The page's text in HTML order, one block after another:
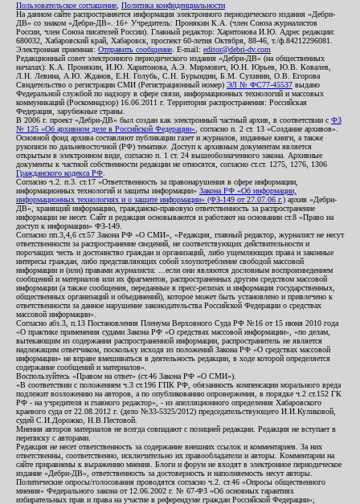
Пользовательское соглашение Политика конфиденциальности
На данном сайте распространяется информация электронного периодического издания «Дебри-
ДВ» со знаком «Дебри-ДВ». 16+ Учредитель: Пронякин К.А. (член Союза журналистов
России, член Союза писателей России). Главный редактор: Харитонова И.Ю. Адрес редакции:
680032, Хабаровский край, Хабаровск, проспект 60-летия Октября, 88-46, т./ф.84212296081.
Электронная приемная: Отправить сообщение . E-mail: editor@debri-dv.com
Редакционный совет электронного периодического издания «Дебри-ДВ» (на общественных
началах): К.А. Пронякин, И.Ю. Харитонова, А.Э. Мирмович, Ю.Н. Юрьев, Ю.В. Ковалев,
Л.Н. Левина, А.Ю. Жданов, Е.Н. Голубь, С.Н. Бурындин, Б.М. Сухинин, О.В. Егорова
Свидетельство о регистрации СМИ (Регистрационный номер) ЭЛ № ФС77-45537 выдано
Федеральной службой по надзору в сфере связи, информационных технологий и массовых
коммуникаций (Роскомнадзор) 16.06.2011 г. Территория распространения: Российская
Федерация, зарубежные страны.
В 2006 г. проект «Дебри-ДВ» был создан как электронный частный архив, в соответствии с ФЗ
№ 125 «Об архивном деле в Российской Федерации» , согласно п. 2 ст. 13 «Создание архивов».
Основной фонд архива составляют публикации газет и журналов, изданные книги, а также
рукописи по дальневосточной (РФ) тематике. Доступ к архивным документам является
открытым в электронном виде, согласно п. 1 ст. 24 вышеобозначенного закона. Архивные
документы к частной собственности редакции не относятся, согласно ст.ст. 1275, 1276, 1306
Гражданского кодекса РФ
Согласно ч.2. п.3. ст.17 «Ответственность за правонарушения в сфере информации,
информационных технологий и защиты информации» Закона РФ «Об информации,
информационных технологиях и о защите информации» (ФЗ-149 от 27.07.06 г.) архив «Дебри-
ДВ», хранящий информацию, гражданско-правовую ответственность за распространение
информации не несет. Сайт и редакция основываются и работают на основании ст.8 «Право на
доступ к информации» ФЗ-149.
Согласно пп.3,4,6 ст.57 Закона РФ «О СМИ», «Редакция, главный редактор, журналист не несут
ответственности за распространение сведений, не соответствующих действительности и
порочащих честь и достоинство граждан и организаций, либо ущемляющих права и законные
интересы граждан, либо представляющих собой злоупотребление свободой массовой
информации и (или) правами журналиста: ...если они являются дословным воспроизведением
сообщений и материалов или их фрагментов, распространенных другим средством массовой
информации (а также сообщения, переданные в пресс-релизах и информация государственных,
общественных организаций и объединений), которое может быть установлено и привлечено к
ответственности за данное нарушение законодательства Российской Федерации о средствах
массовой информации».
Согласно абз.3, п.13 Постановления Пленума Верховного Суда РФ №16 от 15 июня 2010 года
«О практике применения судами Закона РФ «О средствах массовой информации», «по делам,
вытекающим из содержания распространенной информации, распространитель не является
надлежащим ответчиком, поскольку исходя из положений Закона РФ «О средствах массовой
информации» не вправе вмешиваться в деятельность редакции, в ходе которой определяется
содержание сообщений и материалов».
Воспользуйтесь «Правом на ответ» (ст.46 Закона РФ «О СМИ»).
«В соответствии с положением ч.3 ст.196 ГПК РФ, обязанность компенсации морального вреда
подлежит возложению на авторов, а по опубликованию опровержения, в порядке ч.2 ст.152 ГК
РФ - на учредителя и главного редактор», - из апелляционного определения Хабаровского
краевого суда от 22.08.2012 г. (дело №33-5325/2012) председательствующего И.И.Куликовой,
судей С.И.Дорожко, Н.В.Пестовой.
Мнения авторов материалов не всегда совпадают с позицией редакции. Редакция не вступает в
переписку с авторами.
Редакция не несет ответственность за содержание внешних ссылок и комментариев. За них
ответственны, соответственно, исключительно их правообладатели и авторы. Комментарии на
сайте приравнены к выражению мнения. Блоги и форум не входят в электронное периодическое
издание «Дебри-ДВ», ответственность за достоверность и наполняемость несут авторы.
Политические опросы/голосования проводятся согласно ч.2. ст.46 «Опросы общественного
мнения» Федерального закона от 12.06.2002 г. № 67-ФЗ «Об основных гарантиях
избирательных прав и права на участие в референдуме граждан Российской Федерации»;